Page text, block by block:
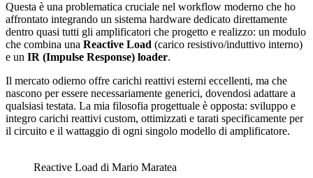
Questa è una problematica cruciale nel workflow moderno che ho
affrontato integrando un sistema hardware dedicato direttamente
dentro quasi tutti gli amplificatori che progetto e realizzo: un modulo
che combina una Reactive Load (carico resistivo/induttivo interno)
e un IR (Impulse Response) loader.
Il mercato odierno offre carichi reattivi esterni eccellenti, ma che
nascono per essere necessariamente generici, dovendosi adattare a
qualsiasi testata. La mia filosofia progettuale è opposta: sviluppo e
integro carichi reattivi custom, ottimizzati e tarati specificamente per
il circuito e il wattaggio di ogni singolo modello di amplificatore.
Reactive Load di Mario Maratea